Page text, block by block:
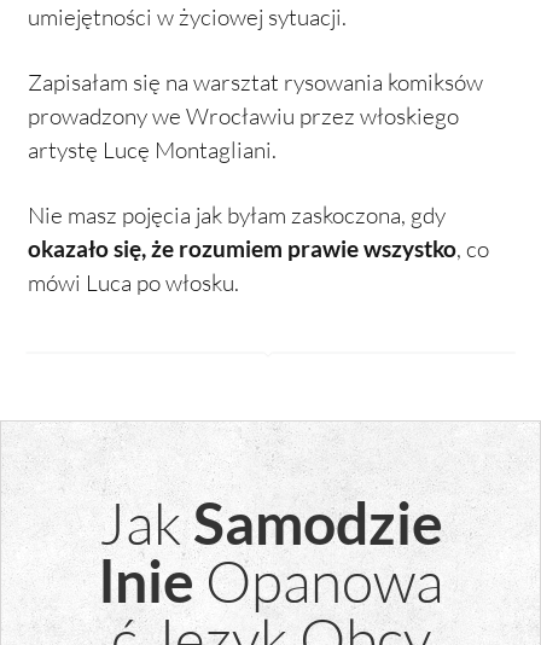
umiejętności w życiowej sytuacji.
Zapisałam się na warsztat rysowania komiksów
prowadzony we Wrocławiu przez włoskiego
artystę Lucę Montagliani.
Nie masz pojęcia jak byłam zaskoczona, gdy
okazało się, że rozumiem prawie wszystko, co
mówi Luca po włosku.
JakSamodzie
lnieOpanowa